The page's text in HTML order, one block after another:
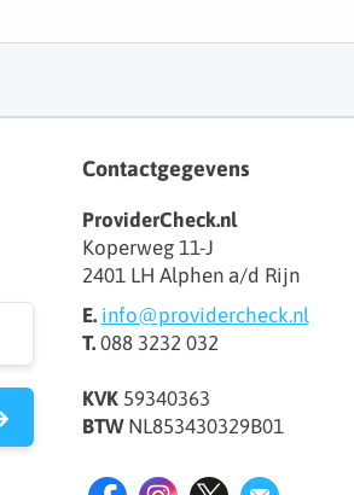
Contactgegevens
ProviderCheck.nl
Koperweg 11-J
2401 LH Alphen a/d Rijn
E. info@providercheck.nl
T.088 3232 032
KVK59340363
BTWNL853430329B01